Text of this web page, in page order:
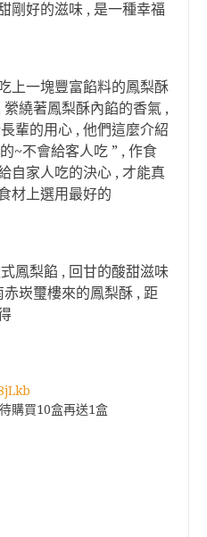
剛好的滋味 , 是一種幸福
上一塊豐富餡料的鳳梨酥
繞著鳳梨酥內餡的香氣 ,
輩的用心 , 他們這麼介紹
~不會給客人吃 ” , 作食
自家人吃的決心 , 才能真
材上選用最好的
鳳梨餡 , 回甘的酸甜滋味
崁璽樓來的鳳梨酥 , 距
購買10盒再送1盒